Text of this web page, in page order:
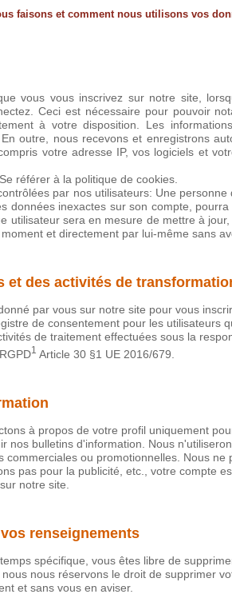
faisons et comment nous utilisons vos
vous vous inscrivez sur notre site,
Ceci est nécessaire pour pouvoir
à votre disposition. Les
outre, nous recevons et enregistrons
votre adresse IP, vos logiciels et
référer à la politique de cookies.
par nos utilisateurs: Une
données inexactes sur son compte,
utilisateur sera en mesure de mettre à
et directement par lui-même sans
et des activités de
par vous sur notre site pour vous
de consentement pour les utilisateurs
de traitement effectuées sous la
1 Article 30 §1 UE 2016/679
à propos de votre profil uniquement
nos bulletins d'information. Nous
ou promotionnelles. Nous ne
pas pour la publicité, etc., votre compte
notre site.
renseignements
spécifique, vous êtes libre de
nous réservons le droit de supprimer
et sans vous en aviser.